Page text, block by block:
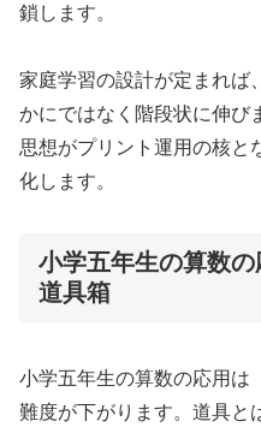
鎖します。
家庭学習の設計が定まれば
かにではなく階段状に伸び
思想がプリント運用の核と
化します。
小学五年生の算数
道具箱
小学五年生の算数の応用は
難度が下がります。道具と